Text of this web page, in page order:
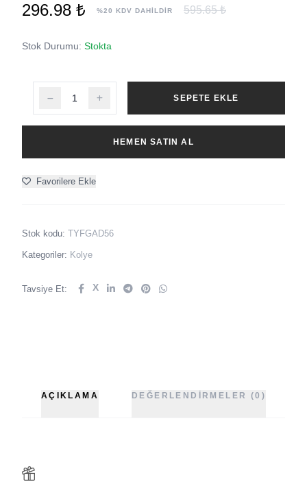
296.98 ₺
%20 KDV DAHİLDİR 595.65 ₺
Stok Durumu: Stokta
SEPETE EKLE
HEMEN SATIN AL
Favorilere Ekle
Stok kodu: TYFGAD56
Kategoriler: Kolye
Tavsiye Et: X
AÇIKLAMA DEĞERLENDIRMELER (0)